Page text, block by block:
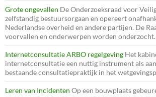
Grote ongevallen De Onderzoeksraad voor
zelfstandig bestuursorgaan en opereert
Nederlandse overheid en andere partijen. De
voorvallen en onderwerpen worden
Internetconsultatie ARBO regelgeving Het
internetconsultatie een nuttig instrument als
bestaande consultatiepraktijk in het
Leren van Incidenten Op een bouwplaats